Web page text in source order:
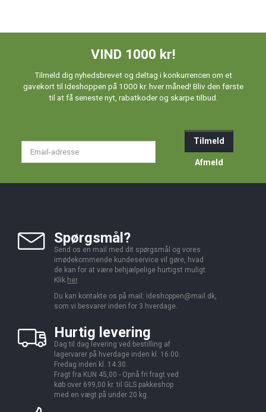
VIND 1000 kr!
Tilmeld dig nyhedsbrevet og deltag i konkurrencen om et
gavekort til Ideshoppen på 1000 kr. hver måned! Bliv den første
til at få seneste nyt, rabatkoder og skarpe tilbud.
Tilmeld
Afmeld
Spørgsmål?
Send os en mail med dit spørgsmål og vores
imødekommende kundeservice vil gøre, hvad
de kan for at være behjælpelige hurtigst muligt.
Klik her.
Du kan kontakte os på mail: ideshoppen@mail.dk,
som vi besvarer inden for 3 hverdage.
Hurtig levering
Dag til dag levering ved bestilling af
lagervarer på hverdage inden kl. 16.00.
Fredag inden kl. 14.30.
Fragt fra KUN 45,00 - Opnå fri fragt ved
køb over 699,00 kr. til GLS pakkeshop
med en vægt på under 20 kg.